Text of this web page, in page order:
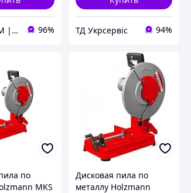
БЕНЗОДОМ | садовая техника и электроинструмент 96% ТД Укрсервіс 94%
по
MKS
Дисковая пила по
металлу Holzmann